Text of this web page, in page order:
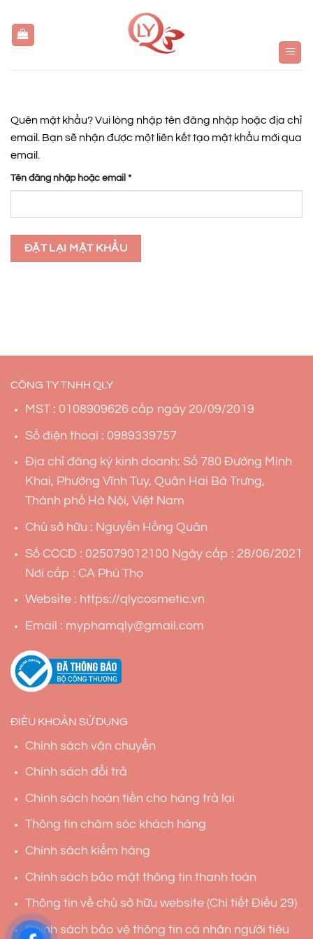
qua
nội
Quên mật khẩu? Vui lòng nhập tên đăng nhập hoặc địa chỉ
email. Bạn sẽ nhận được một liên kết tạo mật khẩu mới qua
email.
Tên đăng nhập hoặc email *Bắt
buộc
ĐẶT LẠI MẬT KHẨU
CÔNG TY TNHH QLY
MST : 0108909626 cấp ngày 20/09/2019
Số điện thoại : 0989339757
Địa chỉ đăng ký kinh doanh: Số 780 Đường Minh
Khai, Phường Vĩnh Tuy, Quận Hai Bà Trưng,
Thành phố Hà Nội, Việt Nam
Chủ sở hữu : Nguyễn Hồng Quân
Số CCCD : 025079012100 Ngày cấp : 28/06/2021
Nơi cấp : CA Phú Thọ
Website : https://qlycosmetic.vn
Email : myphamqly@gmail.com
ĐIỀU KHOẢN SỬ DỤNG
Chính sách vận chuyển
Chính sách đổi trả
Chính sách hoàn tiền cho hàng trả lại
Thông tin chăm sóc khách hàng
Chính sách kiểm hàng
Chính sách bảo mật thông tin thanh toán
Thông tin về chủ sở hữu website (Chi tiết Điều 29)
Chính sách bảo vệ thông tin cá nhân người tiêu